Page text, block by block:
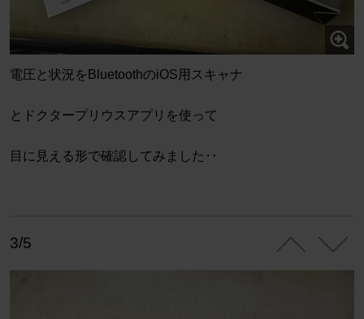
電圧と状況をBluetoothのiOS用スキャナ
とドクタープリウスアプリを使って
目に見える形で確認してみました‥
3/5